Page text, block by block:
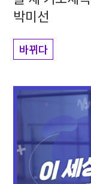
박미선
바뀌다